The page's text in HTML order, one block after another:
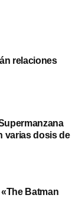
relaciones
varias dosis de
Batman